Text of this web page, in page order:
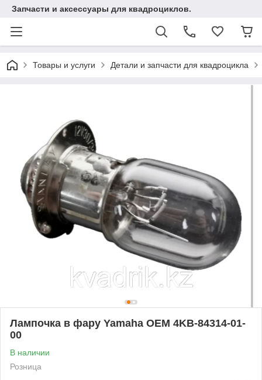
Запчасти и аксессуары для квадроциклов.
Товары и услуги Детали и запчасти для квадроцикла
Лампочка в фару Yamaha OEM 4KB-84314-01-
00
В наличии
Розница